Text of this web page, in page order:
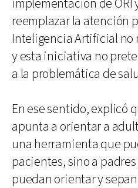
implementación de ORI
reemplazar la atención
Inteligencia Artificial no
y esta iniciativa no
a la problemática de
En ese sentido, explicó
apunta a orientar a
una herramienta que
pacientes, sino a
puedan orientar y